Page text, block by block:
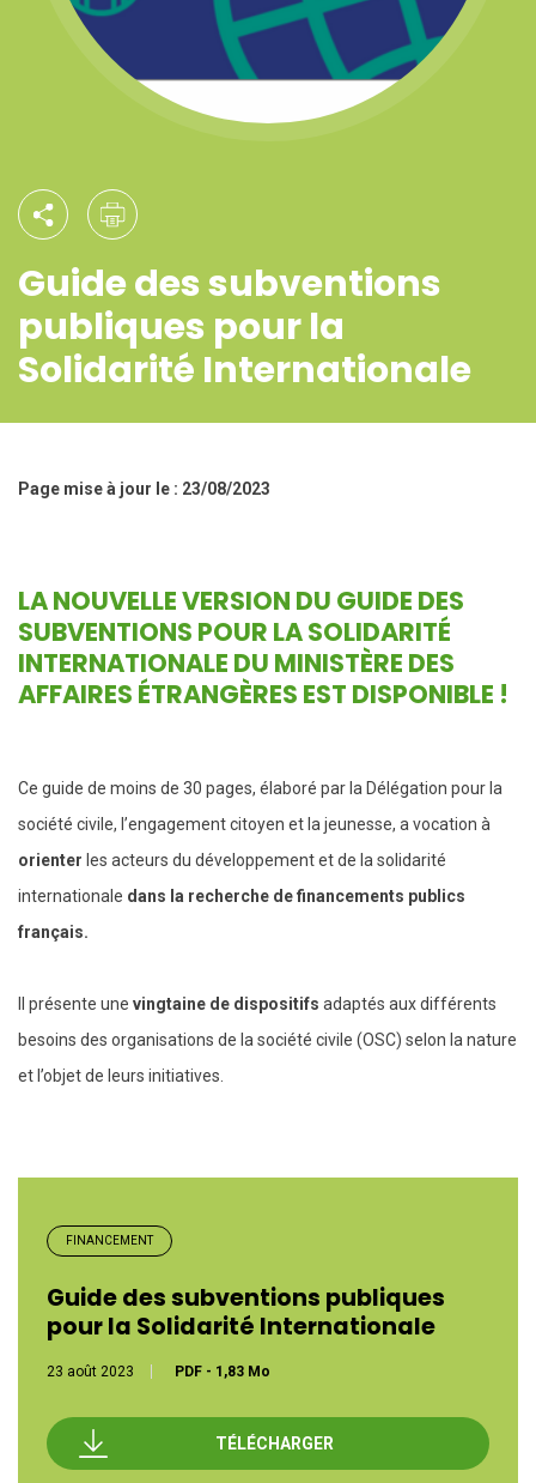
Guide des subventions
publiques pour la
Solidarité Internationale
Page mise à jour le : 23/08/2023
LA NOUVELLE VERSION DU GUIDE DES
SUBVENTIONS POUR LA SOLIDARITÉ
INTERNATIONALE DU MINISTÈRE DES
AFFAIRES ÉTRANGÈRES EST DISPONIBLE !
Ce guide de moins de 30 pages, élaboré par la Délégation pour la
société civile, l’engagement citoyen et la jeunesse, a vocation à
orienter les acteurs du développement et de la solidarité
internationale dans la recherche de financements publics
français.
Il présente une vingtaine de dispositifs adaptés aux différents
besoins des organisations de la société civile (OSC) selon la nature
et l’objet de leurs initiatives.
FINANCEMENT
Guide des subventions publiques
pour la Solidarité Internationale
23 août 2023 PDF - 1,83 Mo
TÉLÉCHARGER